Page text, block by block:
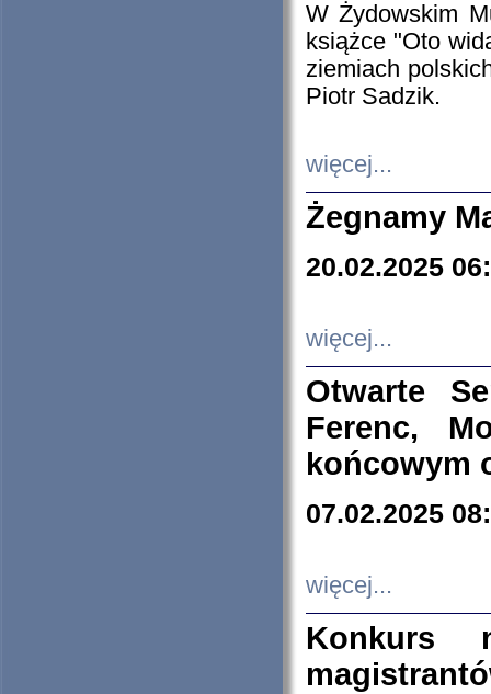
W Żydowskim
książce "Oto
ziemiach
Piotr Sadzik.
więcej...
Żegnamy
20.02.2025
więcej...
Otwarte
Ferenc,
końcowym
07.02.2025
więcej...
Konkurs